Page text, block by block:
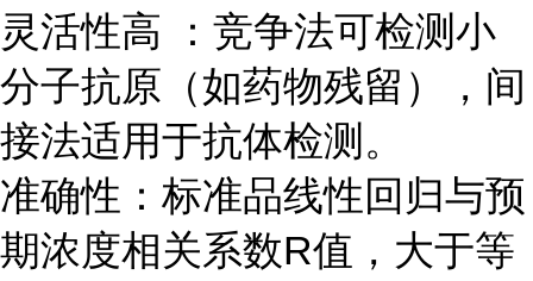
灵活性高 ：竞争法可检测小
分子抗原（如药物残留），间
接法适用于抗体检测。
准确性：标准品线性回归与预
期浓度相关系数R值，大于等